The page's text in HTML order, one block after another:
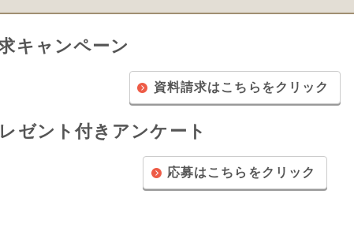
キャンペーン
資料請求はこちらをクリック
ゼント付きアンケート
応募はこちらをクリック